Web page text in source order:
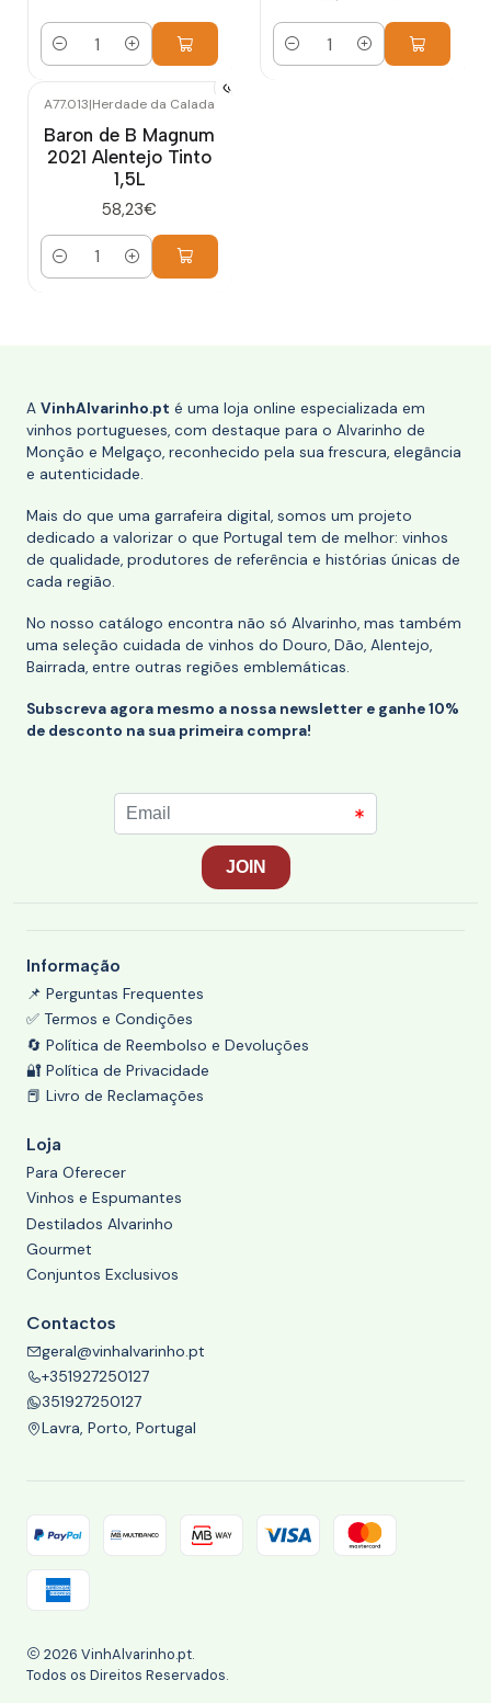
Quantidade Quantidade
A77.013|Herdade da Calada
Baron de B Magnum
2021 Alentejo Tinto
1,5L
58,23€
Quantidade
A VinhAlvarinho.pt é uma loja online especializada em
vinhos portugueses, com destaque para o Alvarinho de
Monção e Melgaço, reconhecido pela sua frescura, elegância
e autenticidade.
Mais do que uma garrafeira digital, somos um projeto
dedicado a valorizar o que Portugal tem de melhor: vinhos
de qualidade, produtores de referência e histórias únicas de
cada região.
No nosso catálogo encontra não só Alvarinho, mas também
uma seleção cuidada de vinhos do Douro, Dão, Alentejo,
Bairrada, entre outras regiões emblemáticas.
Subscreva agora mesmo a nossa newsletter e ganhe 10%
de desconto na sua primeira compra!
Informação
📌 Perguntas Frequentes
✅ Termos e Condições
🔄 Política de Reembolso e Devoluções
🔐 Política de Privacidade
📕 Livro de Reclamações
Loja
Para Oferecer
Vinhos e Espumantes
Destilados Alvarinho
Gourmet
Conjuntos Exclusivos
Contactos
geral@vinhalvarinho.pt
+351927250127
351927250127
Lavra, Porto, Portugal
2026 VinhAlvarinho.pt.
Todos os Direitos Reservados.